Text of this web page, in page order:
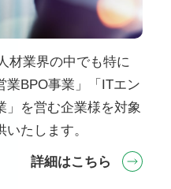
材業界の中でも特に
業BPO事業」「ITエン
」を営む企業様を対象
たします。
詳細はこちら